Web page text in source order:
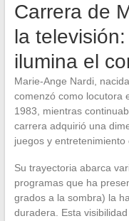
Carrera de
la
ilumina el
Marie-Ange Nardi,
comenzó como locutora
1983, mientras
carrera adquirió una
juegos y
Su trayectoria abarca
programas que ha
grados a la sombra) la
duradera. Esta